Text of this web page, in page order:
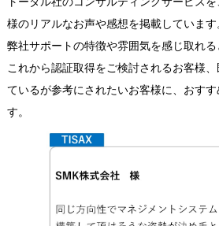
様のリアルなお声や感想を掲載しています
弊社サポートの特徴や雰囲気を感じ取れる
これから認証取得をご検討されるお客様
ているが参考にされたいお客様に、おす
す。